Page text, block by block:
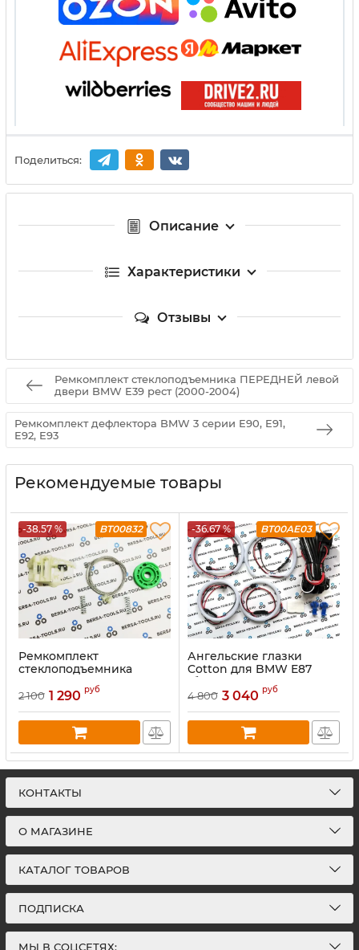
Поделиться:
Описание
Характеристики
Отзывы
Ремкомплект стеклоподъемника ПЕРЕДНЕЙ левой
двери BMW E39 рест (2000-2004)
Ремкомплект дефлектора BMW 3 серии E90, E91,
E92, E93
Рекомендуемые товары
-38.57 % BT00832
Ремкомплект
стеклоподъемника
задней правой двери
BMW 1' E87 (2004-2012)
2 100 1 290 руб
-36.67 % BT00AE03
Ангельские глазки
Cotton для BMW E87
(белые)
4 800 3 040 руб
КОНТАКТЫ
О МАГАЗИНЕ
КАТАЛОГ ТОВАРОВ
ПОДПИСКА
МЫ В СОЦСЕТЯХ: